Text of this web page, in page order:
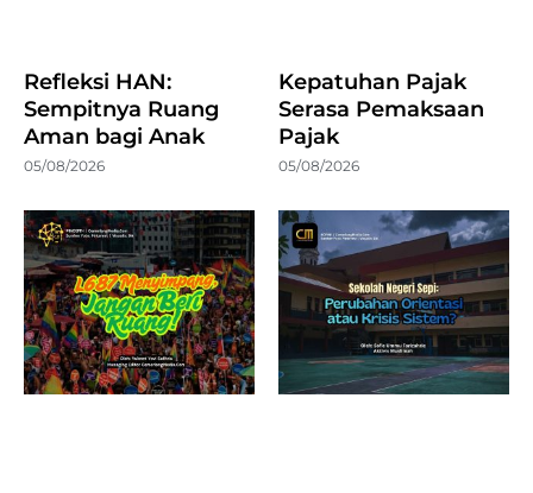
Refleksi HAN:
Sempitnya Ruang
Aman bagi Anak
05/08/2026
Kepatuhan Pajak
Serasa Pemaksaan
Pajak
05/08/2026